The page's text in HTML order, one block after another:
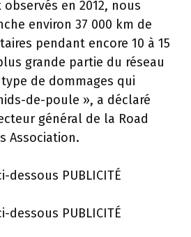
en 2012, nous
environ 37 000 km de
pendant encore 10 à 15
grande partie du réseau
de dommages qui
de-poule », a déclaré
général de la Road
Association.
dessous PUBLICITÉ
dessous PUBLICITÉ